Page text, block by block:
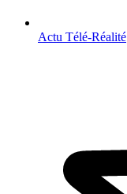
Actu Télé-Réalité